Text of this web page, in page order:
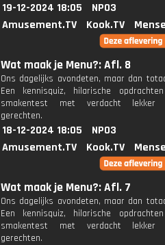
19-12-2024 18:05
NPO3
Amusement.TV
Kook.TV
Wat maak je Menu?: Afl. 8
Ons dagelijks avondeten, maar dan
Een kennisquiz, hilarische
smakentest met verdacht lekker
gerechten.
18-12-2024 18:05
NPO3
Amusement.TV
Kook.TV
Wat maak je Menu?: Afl. 7
Ons dagelijks avondeten, maar dan
Een kennisquiz, hilarische
smakentest met verdacht lekker
gerechten.